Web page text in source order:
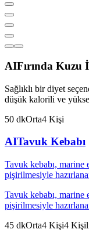
AIFırında Kuzu
Sağlıklı bir diyet
düşük kalorili ve
50 dkOrta4 Kişi
AITavuk Kebabı
Tavuk kebabı, marine
pişirilmesiyle
Tavuk kebabı, marine
pişirilmesiyle
45 dkOrta4 Kişi4